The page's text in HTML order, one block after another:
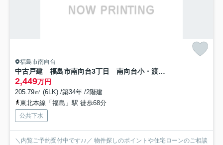
福島市南向台
中古戸建 福島市南向台3丁目 南向台小・渡利中
2,449万円
205.79㎡ (6LK) /築34年 /2階建
東北本線「福島」駅 徒歩68分
公共下水
＼内覧ご予約受付中です♪♪／ 物件探しのポイントや住宅ローンのご相談